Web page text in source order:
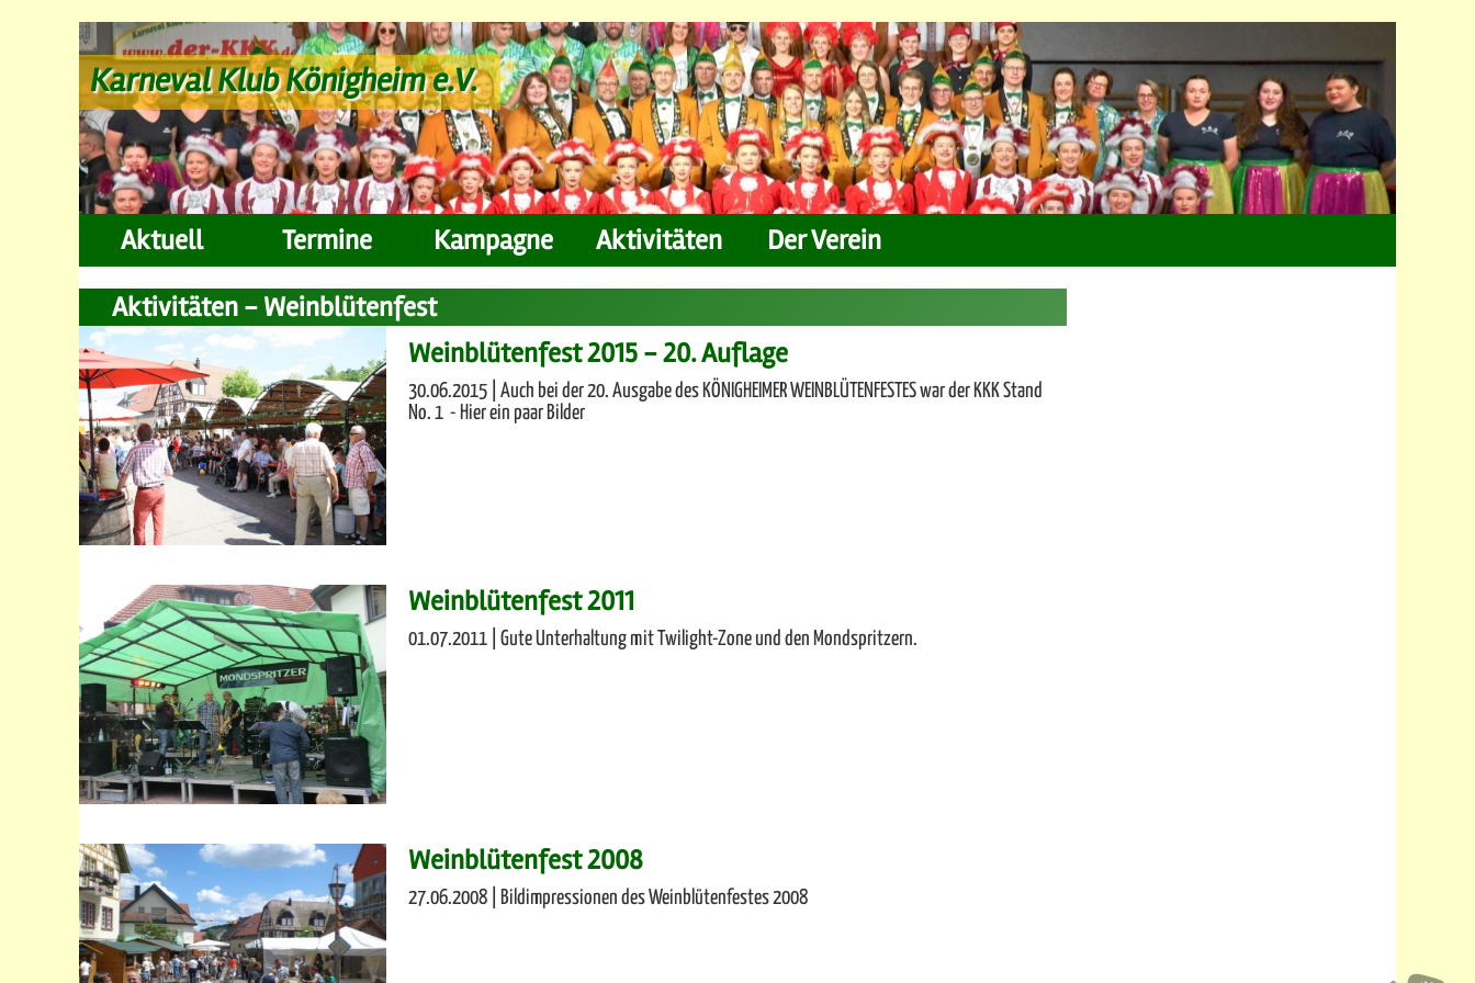
Karneval Klub Königheim e.V.
Aktuell Termine Kampagne Aktivitäten Der Verein
Aktivitäten - Weinblütenfest
Weinblütenfest 2015 - 20. Auflage
30.06.2015 | Auch bei der 20. Ausgabe des KÖNIGHEIMER WEINBLÜTENFESTES war der KKK Stand
No. 1 - Hier ein paar Bilder
Weinblütenfest 2011
01.07.2011 | Gute Unterhaltung mit Twilight-Zone und den Mondspritzern.
Weinblütenfest 2008
27.06.2008 | Bildimpressionen des Weinblütenfestes 2008